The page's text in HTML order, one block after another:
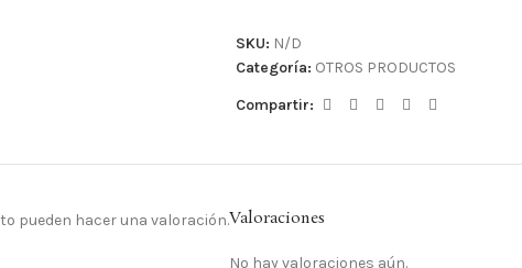
SKU: N/D
Categoría: OTROS PRODUCTOS
Compartir:
Valoraciones
No hay valoraciones aún.
pueden hacer una valoración.